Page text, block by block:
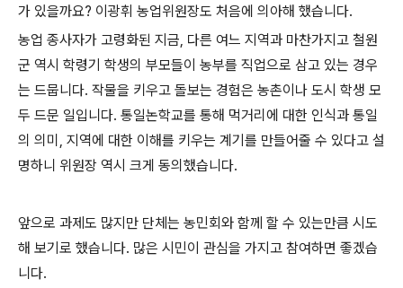
가 있을까요? 이광휘 농업위원장도 처음에 의아해 했습니다.
농업 종사자가 고령화된 지금, 다른 여느 지역과 마찬가지고 철원
군 역시 학령기 학생의 부모들이 농부를 직업으로 삼고 있는 경우
는 드뭅니다. 작물을 키우고 돌보는 경험은 농촌이나 도시 학생 모
두 드문 일입니다. 통일논학교를 통해 먹거리에 대한 인식과 통일
의 의미, 지역에 대한 이해를 키우는 계기를 만들어줄 수 있다고 설
명하니 위원장 역시 크게 동의했습니다.
앞으로 과제도 많지만 단체는 농민회와 함께 할 수 있는만큼 시도
해 보기로 했습니다. 많은 시민이 관심을 가지고 참여하면 좋겠습
니다.